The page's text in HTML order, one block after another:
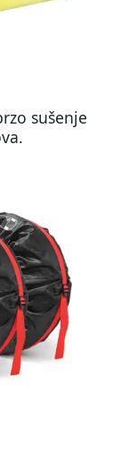
sušenje